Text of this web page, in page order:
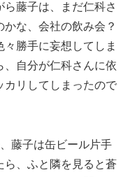
藤子は、まだ仁科さ
な、会社の飲み会？
勝手に妄想してしま
、自分が仁科さんに依
カリしてしまったので
藤子は缶ビール片手
ら、ふと隣を見ると蒼